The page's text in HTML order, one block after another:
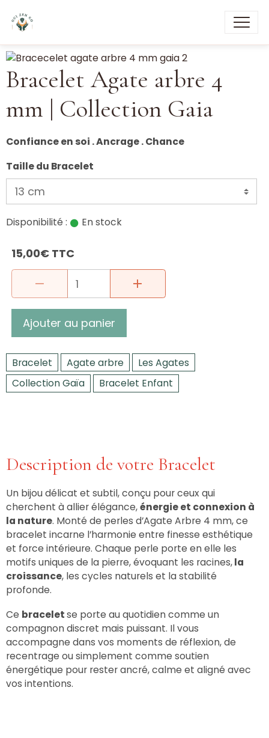
Bracelet Agate arbre 4
mm | Collection Gaia
Confiance en soi . Ancrage . Chance
Taille du Bracelet
Disponibilité : En stock
15,00€ TTC
Ajouter au panier
Bracelet Agate arbre
Les Agates
Collection Gaïa
Bracelet Enfant
Description de votre Bracelet
Un bijou délicat et subtil, conçu pour ceux qui
cherchent à allier élégance,énergie et connexion à
la nature. Monté de perles d’Agate Arbre 4 mm, ce
bracelet incarne l’harmonie entre finesse esthétique
et force intérieure. Chaque perle porte en elle les
motifs uniques de la pierre, évoquant les racines,la
croissance, les cycles naturels et la stabilité
profonde.
Ce braceletse porte au quotidien comme un
compagnon discret mais puissant. Il vous
accompagne dans vos moments de réflexion, de
recentrage ou simplement comme soutien
énergétique pour rester ancré, calme et aligné avec
vos intentions.